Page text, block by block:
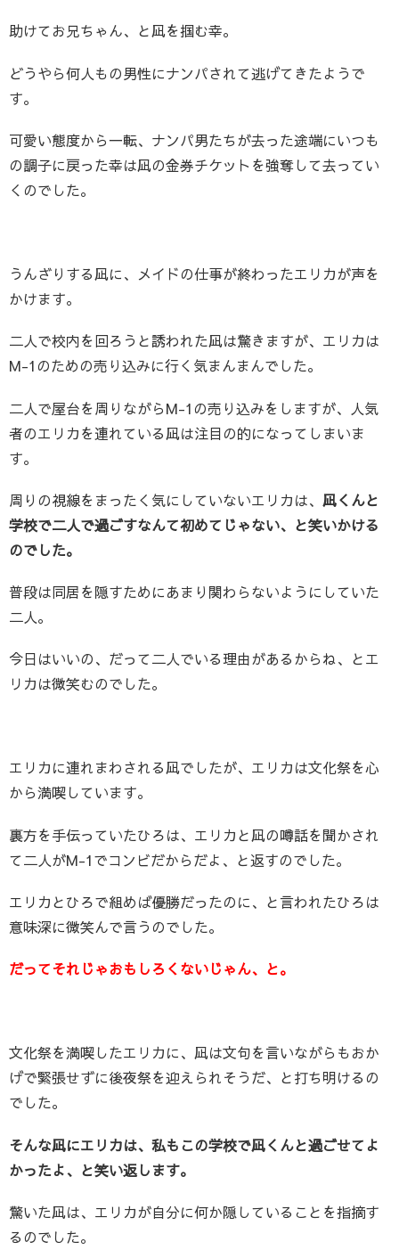
助けてお兄ちゃん、と凪を掴む幸。
どうやら何人もの男性にナンパされて逃げてきたようで
す。
可愛い態度から一転、ナンパ男たちが去った途端にいつも
の調子に戻った幸は凪の金券チケットを強奪して去ってい
くのでした。
うんざりする凪に、メイドの仕事が終わったエリカが声を
かけます。
二人で校内を回ろうと誘われた凪は驚きますが、エリカは
M-1のための売り込みに行く気まんまんでした。
二人で屋台を周りながらM-1の売り込みをしますが、人気
者のエリカを連れている凪は注目の的になってしまいま
す。
周りの視線をまったく気にしていないエリカは、 凪くんと
学校で二人で過ごすなんて初めてじゃない、と笑いかける
のでした。
普段は同居を隠すためにあまり関わらないようにしていた
二人。
今日はいいの、だって二人でいる理由があるからね、とエ
リカは微笑むのでした。
エリカに連れまわされる凪でしたが、エリカは文化祭を心
から満喫しています。
裏方を手伝っていたひろは、エリカと凪の噂話を聞かされ
て二人がM-1でコンビだからだよ、と返すのでした。
エリカとひろで組めば優勝だったのに、と言われたひろは
意味深に微笑んで言うのでした。
だってそれじゃおもしろくないじゃん、と。
文化祭を満喫したエリカに、凪は文句を言いながらもおか
げで緊張せずに後夜祭を迎えられそうだ、と打ち明けるの
でした。
そんな凪にエリカは、私もこの学校で凪くんと過ごせてよ
かったよ、と笑い返します。
驚いた凪は、エリカが自分に何か隠していることを指摘す
るのでした。